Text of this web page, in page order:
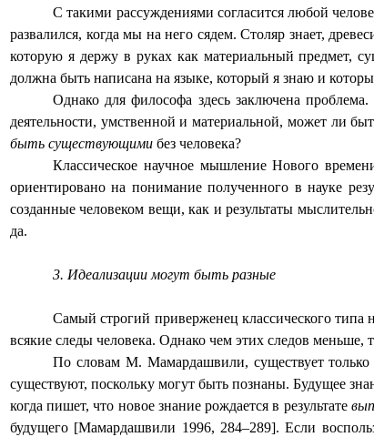
С такими рассуждениями согласится любой
развалился, когда мы на него сядем. Столяр знает,
которую я держу в руках как материальный предмет,
должна быть написана на языке, который я знаю и
Однако для философа здесь заключена
деятельности, умственной и материальной, может ли
быть существующими без человека?
Классическое научное мышление Нового
ориентировано на понимание полученного в науке
созданные человеком вещи, как и результаты
да.
3. Идеализации могут быть разные
Самый строгий приверженец классического типа
всякие следы человека. Однако чем этих следов меньше,
По словам М. Мамардашвили, существует
существуют, поскольку могут быть познаны. Будущее
когда пишет, что новое знание рождается в результате
будущего [Мамардашвили 1996, 284–289]. Если